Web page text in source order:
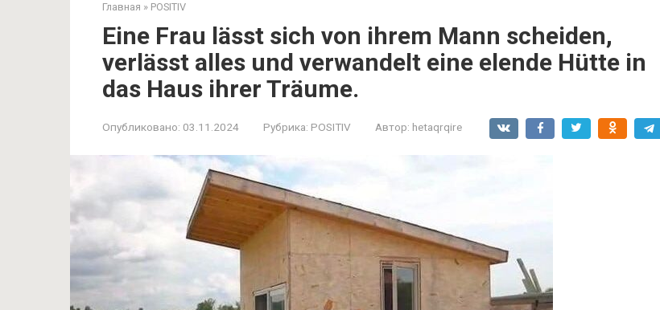
Главная » POSITIV
Eine Frau lässt sich von ihrem Mann scheiden,
verlässt alles und verwandelt eine elende Hütte in
das Haus ihrer Träume.
Опубликовано: 03.11.2024 Рубрика: POSITIV Автор: hetaqrqire